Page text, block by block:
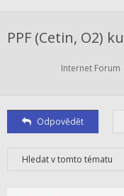
PPF (Cetin, O2)
Internet Forum
Odpovědět